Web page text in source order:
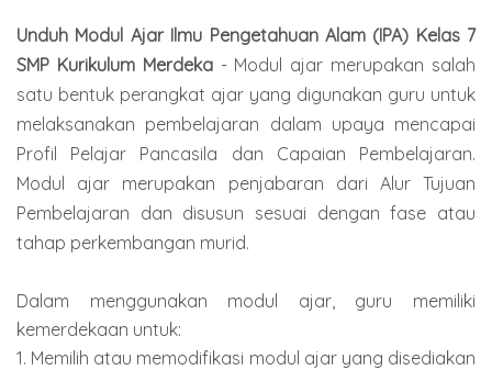
Unduh Modul Ajar Ilmu Pengetahuan Alam (IPA) Kelas 7
SMP Kurikulum Merdeka - Modul ajar merupakan salah
satu bentuk perangkat ajar yang digunakan guru untuk
melaksanakan pembelajaran dalam upaya mencapai
Profil Pelajar Pancasila dan Capaian Pembelajaran.
Modul ajar merupakan penjabaran dari Alur Tujuan
Pembelajaran dan disusun sesuai dengan fase atau
tahap perkembangan murid.
Dalam menggunakan modul ajar, guru memiliki
kemerdekaan untuk:
1. Memilih atau memodifikasi modul ajar yang disediakan